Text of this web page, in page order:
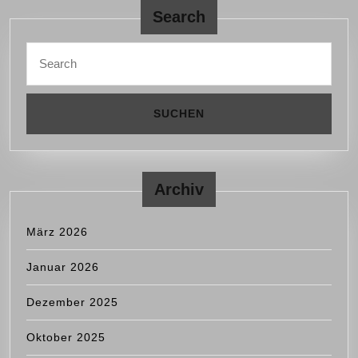
Search
for:
Archiv
März 2026
Januar 2026
Dezember 2025
Oktober 2025